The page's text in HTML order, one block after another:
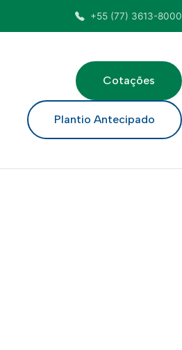
+55 (77) 3613-8000
Cotações
Plantio Antecipado